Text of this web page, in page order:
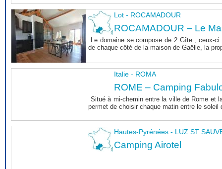
Lot - ROCAMADOUR
ROCAMADOUR – Le
Le domaine se compose de 2 Gîte , ceux-
de chaque côté de la maison de Gaëlle, la
Italie - ROMA
ROME – Camping
Situé à mi-chemin entre la ville de Rome et
permet de choisir chaque matin entre le soleil
Hautes-Pyrénées - LUZ ST
Camping Airotel